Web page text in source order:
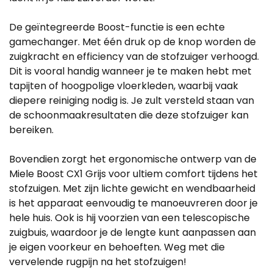
De geïntegreerde Boost-functie is een echte
gamechanger. Met één druk op de knop worden de
zuigkracht en efficiency van de stofzuiger verhoogd.
Dit is vooral handig wanneer je te maken hebt met
tapijten of hoogpolige vloerkleden, waarbij vaak
diepere reiniging nodig is. Je zult versteld staan van
de schoonmaakresultaten die deze stofzuiger kan
bereiken.
Bovendien zorgt het ergonomische ontwerp van de
Miele Boost CX1 Grijs voor ultiem comfort tijdens het
stofzuigen. Met zijn lichte gewicht en wendbaarheid
is het apparaat eenvoudig te manoeuvreren door je
hele huis. Ook is hij voorzien van een telescopische
zuigbuis, waardoor je de lengte kunt aanpassen aan
je eigen voorkeur en behoeften. Weg met die
vervelende rugpijn na het stofzuigen!